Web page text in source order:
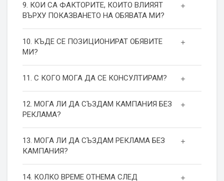
9. КОИ СА ФАКТОРИТЕ, КОИТО ВЛИЯЯТ
ВЪРХУ ПОКАЗВАНЕТО НА ОБЯВАТА МИ?
10. КЪДЕ СЕ ПОЗИЦИОНИРАТ ОБЯВИТЕ
МИ?
11. С КОГО МОГА ДА СЕ КОНСУЛТИРАМ?
12. МОГА ЛИ ДА СЪЗДАМ КАМПАНИЯ БЕЗ
РЕКЛАМА?
13. МОГА ЛИ ДА СЪЗДАМ РЕКЛАМА БЕЗ
КАМПАНИЯ?
14. КОЛКО ВРЕМЕ ОТНЕМА СЛЕД